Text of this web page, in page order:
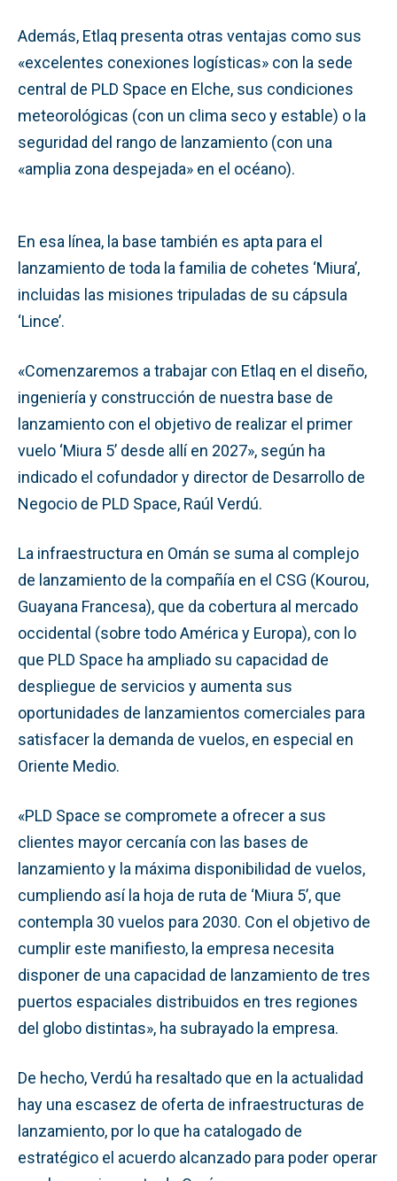
Además, Etlaq presenta otras ventajas como sus
«excelentes conexiones logísticas» con la sede
central de PLD Space en Elche, sus condiciones
meteorológicas (con un clima seco y estable) o la
seguridad del rango de lanzamiento (con una
«amplia zona despejada» en el océano).
En esa línea, la base también es apta para el
lanzamiento de toda la familia de cohetes ‘Miura’,
incluidas las misiones tripuladas de su cápsula
‘Lince’.
«Comenzaremos a trabajar con Etlaq en el diseño,
ingeniería y construcción de nuestra base de
lanzamiento con el objetivo de realizar el primer
vuelo ‘Miura 5’ desde allí en 2027», según ha
indicado el cofundador y director de Desarrollo de
Negocio de PLD Space, Raúl Verdú.
La infraestructura en Omán se suma al complejo
de lanzamiento de la compañía en el CSG (Kourou,
Guayana Francesa), que da cobertura al mercado
occidental (sobre todo América y Europa), con lo
que PLD Space ha ampliado su capacidad de
despliegue de servicios y aumenta sus
oportunidades de lanzamientos comerciales para
satisfacer la demanda de vuelos, en especial en
Oriente Medio.
«PLD Space se compromete a ofrecer a sus
clientes mayor cercanía con las bases de
lanzamiento y la máxima disponibilidad de vuelos,
cumpliendo así la hoja de ruta de ‘Miura 5’, que
contempla 30 vuelos para 2030. Con el objetivo de
cumplir este manifiesto, la empresa necesita
disponer de una capacidad de lanzamiento de tres
puertos espaciales distribuidos en tres regiones
del globo distintas», ha subrayado la empresa.
De hecho, Verdú ha resaltado que en la actualidad
hay una escasez de oferta de infraestructuras de
lanzamiento, por lo que ha catalogado de
estratégico el acuerdo alcanzado para poder operar